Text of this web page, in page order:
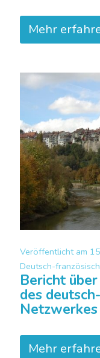
Mehr
Veröffentlicht am
Deutsch-
Bericht
des
Mehr